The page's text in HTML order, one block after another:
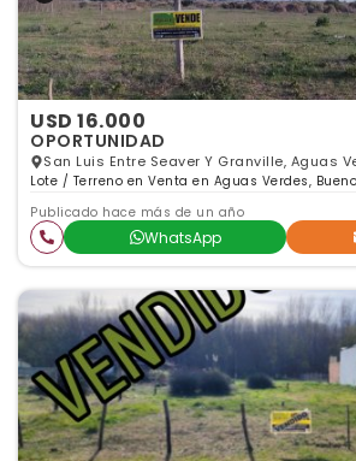
USD 16.000
OPORTUNIDAD
San Luis Entre Seaver Y Granville, Aguas
Lote / Terreno en Venta en Aguas Verdes,
Publicado hace más de un año
WhatsApp